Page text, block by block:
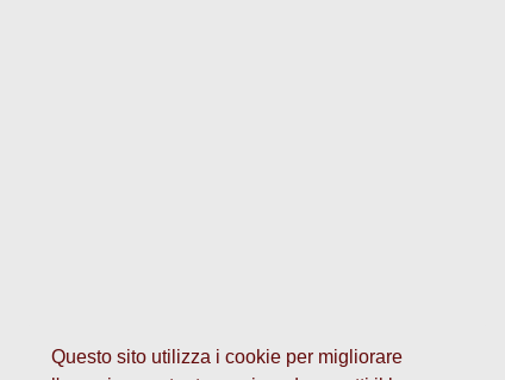
Questo sito utilizza i cookie per migliorare